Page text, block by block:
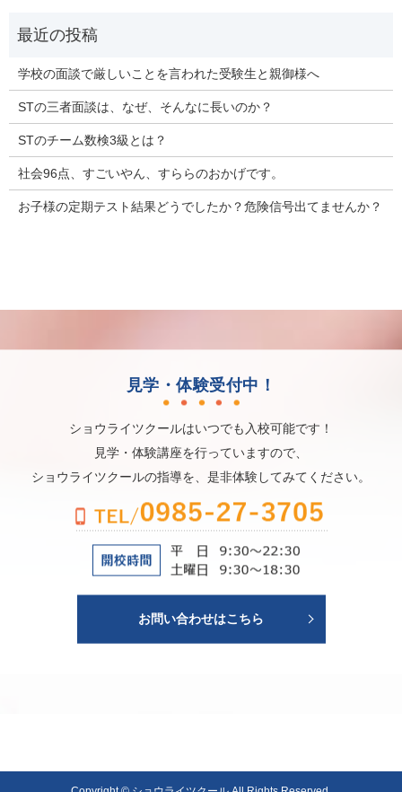
学校の面談で厳しいことを言われた受験生と親御様へ
STの三者面談は、なぜ、そんなに長いのか？
STのチーム数検3級とは？
社会96点、すごいやん、すららのおかげです。
お子様の定期テスト結果どうでしたか？危険信号出てませんか？
見学・体験受付中！
ショウライツクールはいつでも入校可能です！
見学・体験講座を行っていますので、
ショウライツクールの指導を、是非体験してみてください。
お問い合わせはこちら